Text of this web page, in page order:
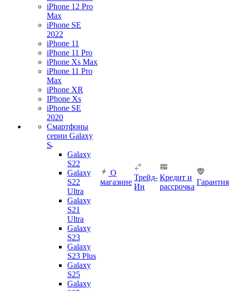
iPhone 12 Pro
Max
iPhone SE
2022
iPhone 11
iPhone 11 Pro
iPhone Xs Max
iPhone 11 Pro
Max
iPhone XR
IPhone Xs
iPhone SE
2020
Смартфоны
серии Galaxy
S
Galaxy
S22
Galaxy
S22
Ultra
Galaxy
S21
Ultra
Galaxy
S23
Galaxy
S23 Plus
Galaxy
S25
Galaxy
О
магазине
Трейд-
Ин
Кредит и
рассрочка
Гарантия